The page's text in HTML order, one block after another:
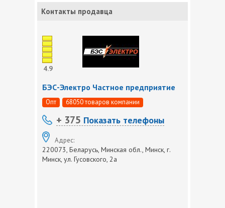
Контакты продавца
4.9
БЭС-Электро Частное предприятие
Опт 68050 товаров компании
+ 375 Показать телефоны
Адрес:
220073, Беларусь, Минская обл., Минск, г.
Минск, ул. Гусовского, 2а